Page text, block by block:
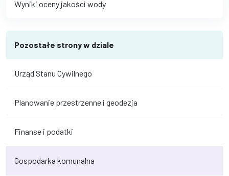
Wyniki oceny jakości wody
Pozostałe strony w dziale
Urząd Stanu Cywilnego
Planowanie przestrzenne i geodezja
Finanse i podatki
Gospodarka komunalna